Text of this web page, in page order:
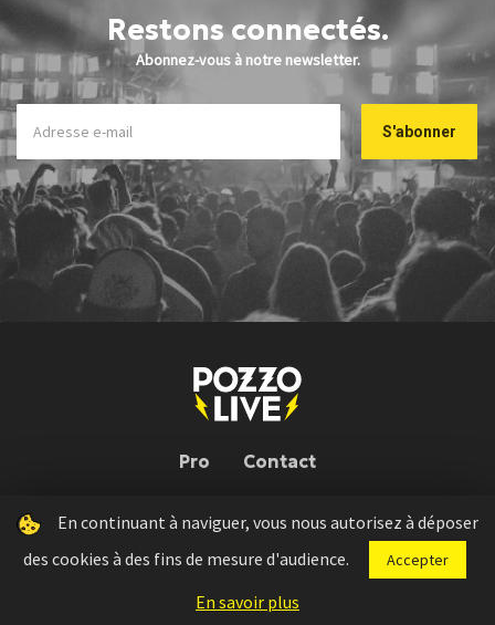
Restons connectés.
Abonnez-vous à notre newsletter.
Pro Contact
Pozzo Live © 2026 | Conception : Pozzo Team, avec l'aide deBloop
Press kit Règlement concours Mentions légales
En continuant à naviguer, vous nous autorisez à déposer
des cookies à des fins de mesure d'audience.
Accepter
En savoir plus